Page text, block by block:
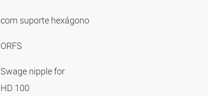
com suporte hexágono
ORFS
Swage nipple for
HD 100